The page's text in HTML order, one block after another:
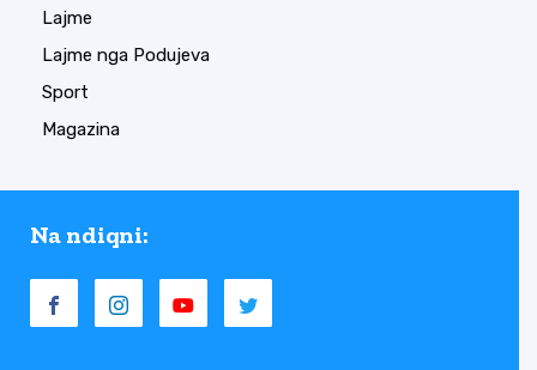
Lajme
Lajme nga Podujeva
Sport
Magazina
Na ndiqni: